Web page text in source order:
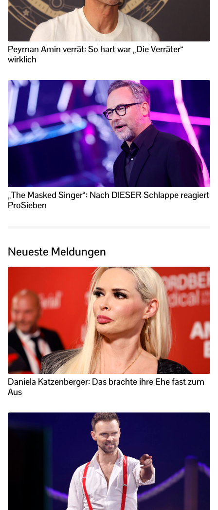
Peyman Amin verrät: So hart war „Die Verräter“
wirklich
„The Masked Singer“: Nach DIESER Schlappe reagiert
ProSieben
Neueste Meldungen
Daniela Katzenberger: Das brachte ihre Ehe fast zum
Aus